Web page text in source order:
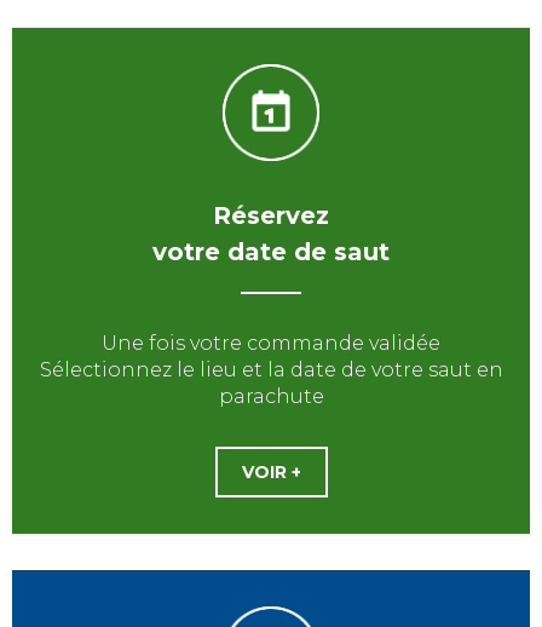
Réservez
votre date de saut
Une fois votre commande validée
Sélectionnez le lieu et la date de votre saut en
parachute
VOIR +